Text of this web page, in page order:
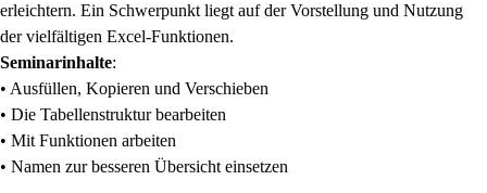
erleichtern. Ein Schwerpunkt liegt auf der Vorstellung und Nutzung
der vielfältigen Excel-Funktionen.
Seminarinhalte:
• Ausfüllen, Kopieren und Verschieben
• Die Tabellenstruktur bearbeiten
• Mit Funktionen arbeiten
• Namen zur besseren Übersicht einsetzen